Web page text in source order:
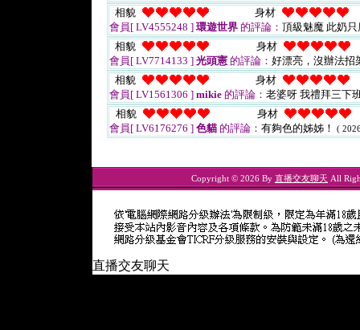
相貌
身材
會員[ LV4555248 ] 環遊世界 的評論： 頂級魅魔 此奶
相貌
身材
會員[ LV7714133 ] 光頭憲 的評論： 好漂亮，沒辦法招
相貌
身材
會員[ LV1561306 ] mikie 的評論： 老婆呀 我禮拜三下
相貌
身材
會員[ LV6176276 ] 色貓 的評論： 有夠色的姊姊！ (
Copyright © 2026 By 直播交友聊天 All
直播交友聊天